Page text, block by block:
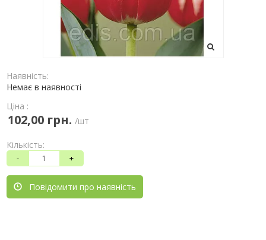
Наявність:
Немає в наявності
Ціна :
102,00 грн. /шт
Кількість:
- +
Повідомити про наявність